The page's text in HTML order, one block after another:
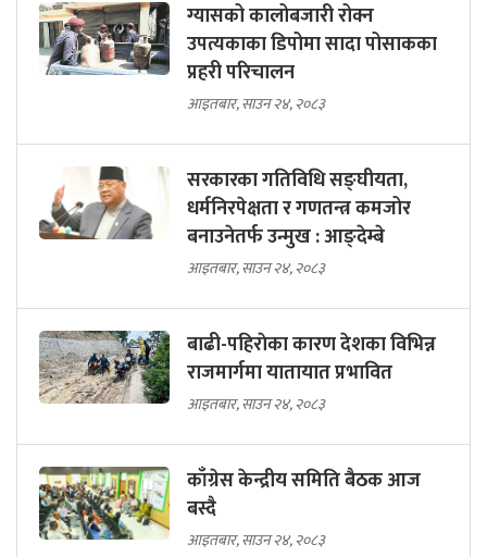
ग्यासको कालोबजारी रोक्न
उपत्यकाका डिपोमा सादा पोसाकका
प्रहरी परिचालन
आइतबार, साउन २४, २०८३
सरकारका गतिविधि सङ्घीयता,
धर्मनिरपेक्षता र गणतन्त्र कमजोर
बनाउनेतर्फ उन्मुख : आङ्देम्बे
आइतबार, साउन २४, २०८३
बाढी-पहिराेका कारण देशका विभिन्न
राजमार्गमा यातायात प्रभावित
आइतबार, साउन २४, २०८३
काँग्रेस केन्द्रीय समिति बैठक आज
बस्दै
आइतबार, साउन २४, २०८३